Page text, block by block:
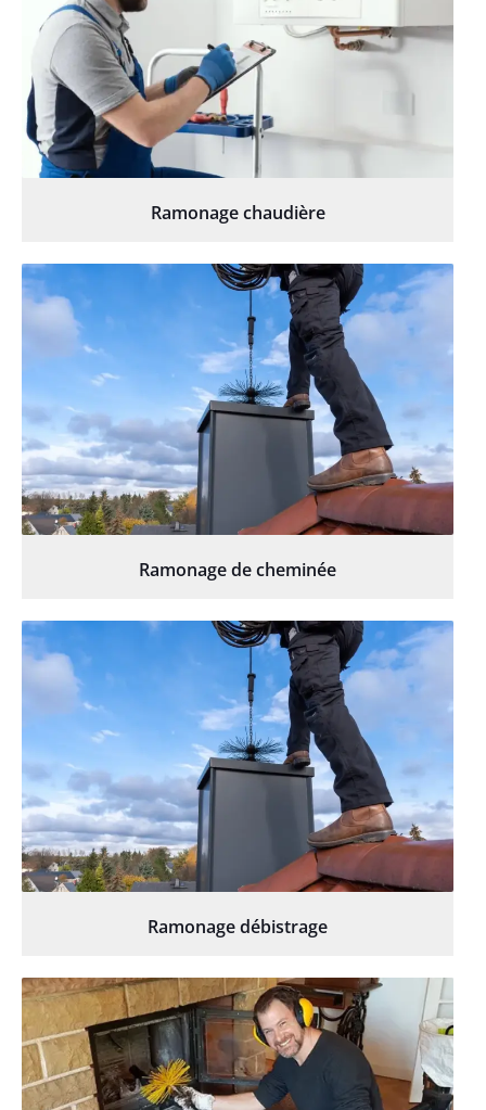
Ramonage chaudière
Ramonage de cheminée
Ramonage débistrage